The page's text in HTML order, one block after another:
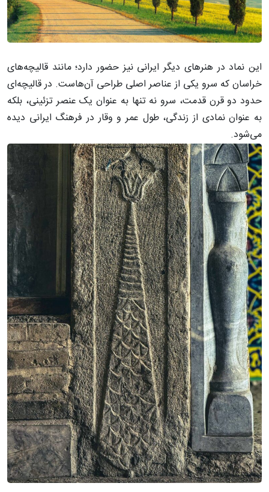
این نماد در هنرهای دیگر ایرانی نیز حضور دارد؛ مانند قالیچه‌های
خراسان که سرو یکی از عناصر اصلی طراحی آن‌هاست. در قالیچه‌ای
حدود دو قرن قدمت، سرو نه تنها به عنوان یک عنصر تزئینی، بلکه
به عنوان نمادی از زندگی، طول عمر و وقار در فرهنگ ایرانی دیده
می‌شود.